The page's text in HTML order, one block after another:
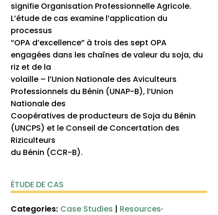
signifie Organisation Professionnelle Agricole.
L’étude de cas examine l’application du
processus
“OPA d’excellence” à trois des sept OPA
engagées dans les chaînes de valeur du soja, du
riz et de la
volaille – l’Union Nationale des Aviculteurs
Professionnels du Bénin (UNAP-B), l’Union
Nationale des
Coopératives de producteurs de Soja du Bénin
(UNCPS) et le Conseil de Concertation des
Riziculteurs
du Bénin (CCR-B).
ÉTUDE DE CAS
Categories: Case Studies | Resources·